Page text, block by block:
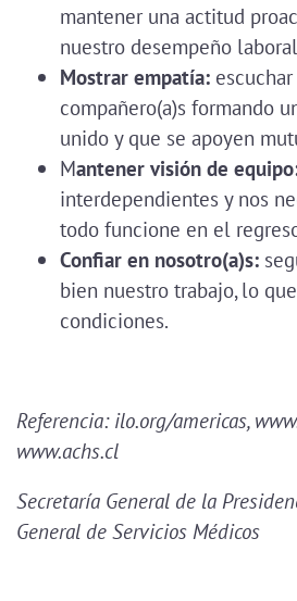
mantener una actitud
nuestro desempeño
Mostrar empatía:
compañero(a)s formando
unido y que se apoyen
Mantener visión de
interdependientes y nos
todo funcione en el
Confiar en nosotro(a)s:
bien nuestro trabajo, lo
condiciones.
Referencia: ilo.org/americas,
www.achs.cl
Secretaría General de la
General de Servicios Médicos